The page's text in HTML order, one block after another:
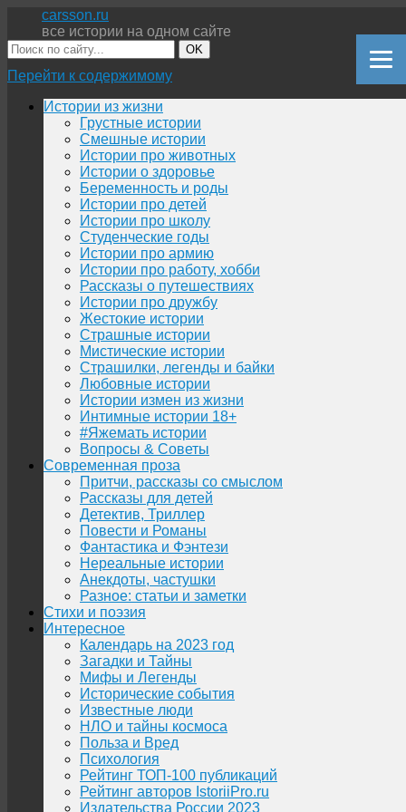
carsson.ru
все истории на одном сайте
OK
Перейти к содержимому
Истории из жизни
Грустные истории
Смешные истории
Истории про животных
Истории о здоровье
Беременность и роды
Истории про детей
Истории про школу
Студенческие годы
Истории про армию
Истории про работу, хобби
Рассказы о путешествиях
Истории про дружбу
Жестокие истории
Страшные истории
Мистические истории
Страшилки, легенды и байки
Любовные истории
Истории измен из жизни
Интимные истории 18+
#Яжемать истории
Вопросы & Советы
Современная проза
Притчи, рассказы со смыслом
Рассказы для детей
Детектив, Триллер
Повести и Романы
Фантастика и Фэнтези
Нереальные истории
Анекдоты, частушки
Разное: статьи и заметки
Стихи и поэзия
Интересное
Календарь на 2023 год
Загадки и Тайны
Мифы и Легенды
Исторические события
Известные люди
НЛО и тайны космоса
Польза и Вред
Психология
Рейтинг ТОП-100 публикаций
Рейтинг авторов IstoriiPro.ru
Издательства России 2023